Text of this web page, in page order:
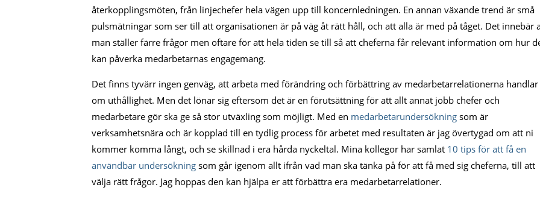
återkopplingsmöten, från linjechefer hela vägen upp till koncernledningen. En annan växande trend är små
pulsmätningar som ser till att organisationen är på väg åt rätt håll, och att alla är med på tåget. Det innebär
man ställer färre frågor men oftare för att hela tiden se till så att cheferna får relevant information om hur
kan påverka medarbetarnas engagemang.
Det finns tyvärr ingen genväg, att arbeta med förändring och förbättring av medarbetarrelationerna handlar
om uthållighet. Men det lönar sig eftersom det är en förutsättning för att allt annat jobb chefer och
medarbetare gör ska ge så stor utväxling som möjligt. Med en medarbetarundersökning som är
verksamhetsnära och är kopplad till en tydlig process för arbetet med resultaten är jag övertygad om att ni
kommer komma långt, och se skillnad i era hårda nyckeltal. Mina kollegor har samlat 10 tips för att få en
användbar undersökning som går igenom allt ifrån vad man ska tänka på för att få med sig cheferna, till att
välja rätt frågor. Jag hoppas den kan hjälpa er att förbättra era medarbetarrelationer.